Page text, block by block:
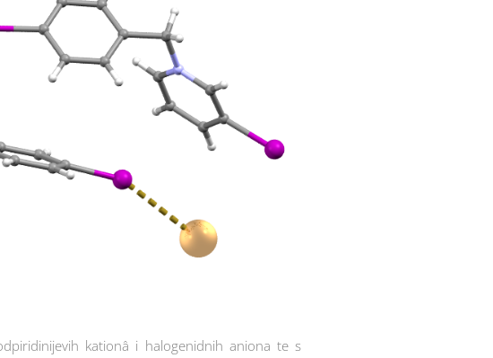
kationâ i halogenidnih aniona te s